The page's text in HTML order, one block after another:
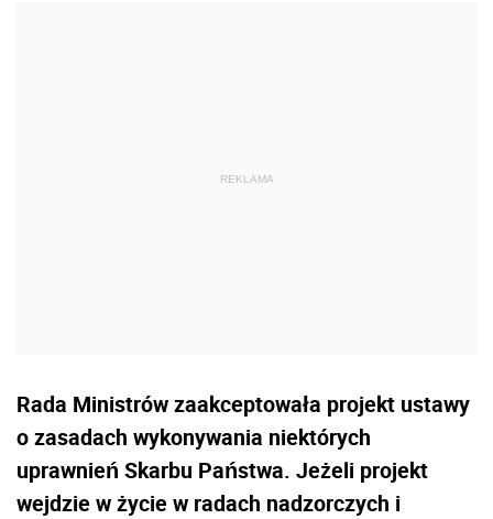
Rada Ministrów zaakceptowała projekt ustawy
o zasadach wykonywania niektórych
uprawnień Skarbu Państwa. Jeżeli projekt
wejdzie w życie w radach nadzorczych i